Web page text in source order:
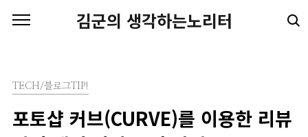
김군의 생각하는노리터
TECH/블로그TIP!
포토샵 커브(CURVE)를 이용한 리뷰